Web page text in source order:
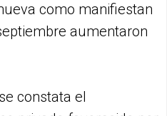
como manifiestan
aumentaron
constata el